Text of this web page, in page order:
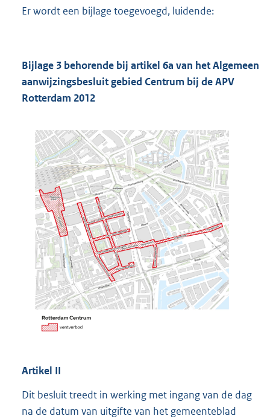
Er wordt een bijlage toegevoegd, luidende:
Bijlage 3 behorende bij artikel 6a van het Algemeen
aanwijzingsbesluit gebied Centrum bij de APV
Rotterdam 2012
Artikel II
Dit besluit treedt in werking met ingang van de dag
na de datum van uitgifte van het gemeenteblad